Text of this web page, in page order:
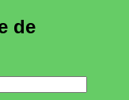
de